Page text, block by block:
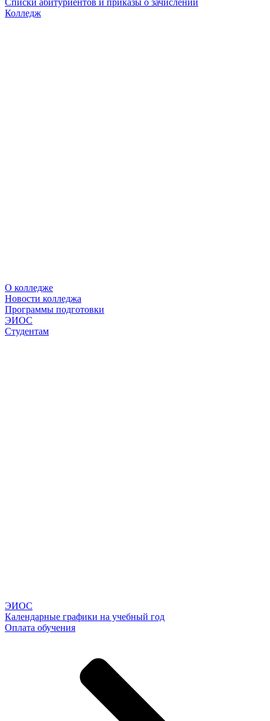
Списки абитуриентов и приказы о зачислении
Колледж
О колледже
Новости колледжа
Программы подготовки
ЭИОС
Студентам
ЭИОС
Календарные графики на учебный год
Оплата обучения